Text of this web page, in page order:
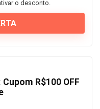
o desconto.
R$100 OFF